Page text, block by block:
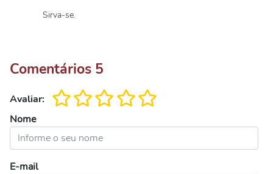
Sirva-se.
Comentários 5
Avaliar:
Nome
E-mail